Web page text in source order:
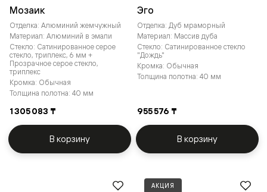
Мозаик
Отделка: Алюминий жемчужный
Материал: Алюминий в эмали
Стекло: Сатинированное серое
стекло, триплекс, 6 мм +
Прозрачное серое стекло,
триплекс
Кромка: Обычная
Толщина полотна: 40 мм
1 305 083 ₸
В корзину
Эго
Отделка: Дуб мраморный
Материал: Массив дуба
Стекло: Сатинированное стекло
"Дождь"
Кромка: Обычная
Толщина полотна: 40 мм
955 576 ₸
В корзину
АКЦИЯ